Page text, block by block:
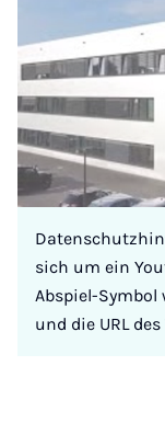
sich um ein
Abspiel-Symbol
und die URL